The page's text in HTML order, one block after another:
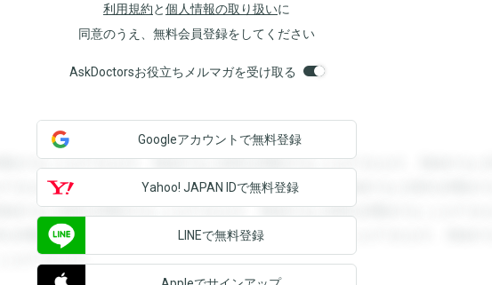
利用規約と個人情報の取り扱いに
同意のうえ、無料会員登録をしてください
AskDoctorsお役立ちメルマガを受け取る
覧することができます。登録すると回答を閲覧することができます。登録すると回
できます。登録すると回答を閲覧することができます。登録すると回答を閲覧する
録すると回答を閲覧することができます。登録すると回答を閲覧することができま
を閲覧することができます。登録すると回答を閲覧することができます。登録する
とができます。
Googleアカウントで無料登録
Yahoo! JAPAN IDで無料登録
LINEで無料登録